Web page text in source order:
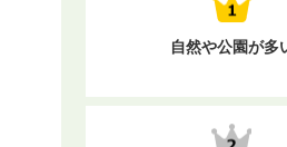
自然や公園が多